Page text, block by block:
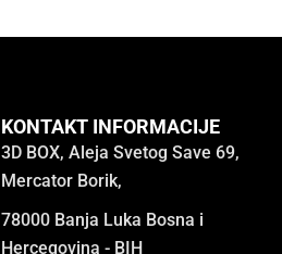
KONTAKT INFORMACIJE
3D BOX, Aleja Svetog Save 69,
Mercator Borik,
78000 Banja Luka Bosna i
Hercegovina - BIH